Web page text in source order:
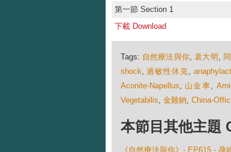
第一節 Section 1
下載 Download
Tags: 自然療法與你,袁大明 ,
shock,過敏性休克,
Aconite-Napellus, 山金車,
Vegetabilis, 金雞鈉, China-
本節目其他主
《自然療法與你》- EP615 - 孕